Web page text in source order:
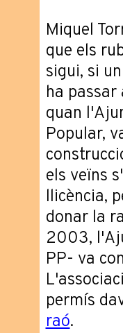
Miquel
que els
sigui, si
ha
quan
Popular,
els veïns
llicència,
donar la
2003,
PP- va
permís
raó.